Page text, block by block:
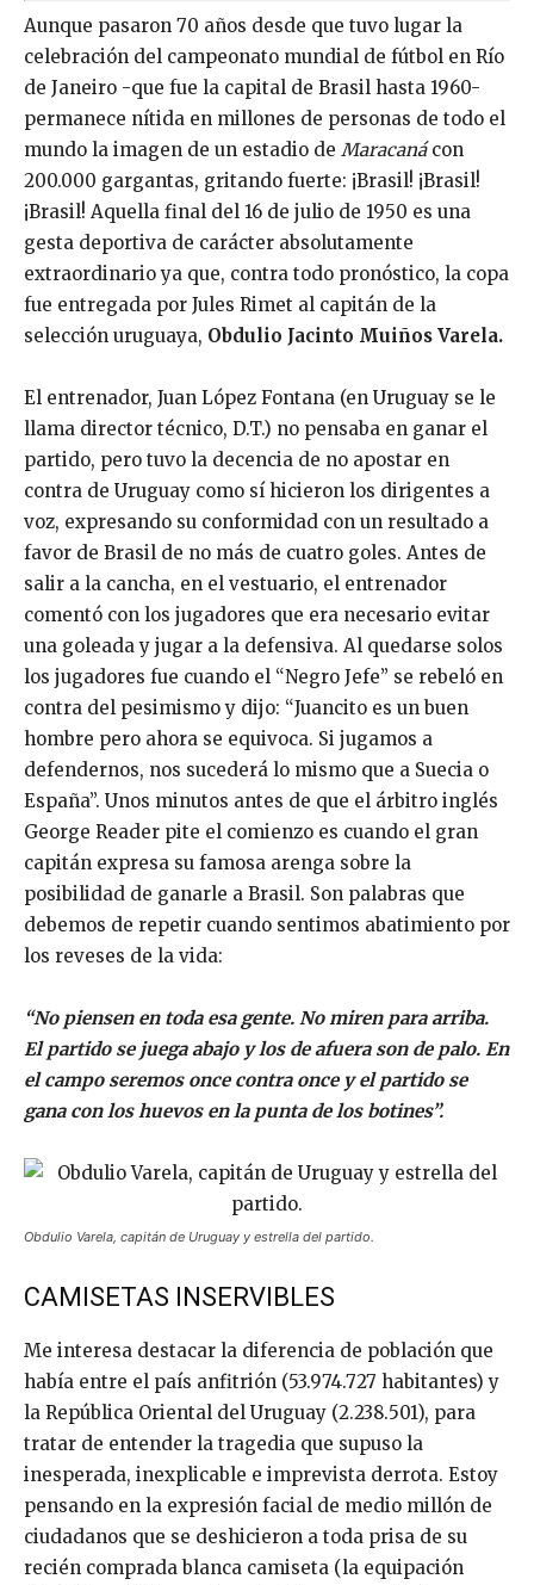
Aunque pasaron 70 años desde que tuvo lugar la
celebración del campeonato mundial de fútbol en Río
de Janeiro -que fue la capital de Brasil hasta 1960-
permanece nítida en millones de personas de todo el
mundo la imagen de un estadio de Maracanácon
200.000 gargantas, gritando fuerte: ¡Brasil! ¡Brasil!
¡Brasil! Aquella final del 16 de julio de 1950 es una
gesta deportiva de carácter absolutamente
extraordinario ya que, contra todo pronóstico, la copa
fue entregada por Jules Rimet al capitán de la
selección uruguaya, Obdulio Jacinto Muiños Varela.
El entrenador, Juan López Fontana (en Uruguay se le
llama director técnico, D.T.) no pensaba en ganar el
partido, pero tuvo la decencia de no apostar en
contra de Uruguay como sí hicieron los dirigentes a
voz, expresando su conformidad con un resultado a
favor de Brasil de no más de cuatro goles. Antes de
salir a la cancha, en el vestuario, el entrenador
comentó con los jugadores que era necesario evitar
una goleada y jugar a la defensiva. Al quedarse solos
los jugadores fue cuando el “Negro Jefe” se rebeló en
contra del pesimismo y dijo: “Juancito es un buen
hombre pero ahora se equivoca. Si jugamos a
defendernos, nos sucederá lo mismo que a Suecia o
España”. Unos minutos antes de que el árbitro inglés
George Reader pite el comienzo es cuando el gran
capitán expresa su famosa arenga sobre la
posibilidad de ganarle a Brasil. Son palabras que
debemos de repetir cuando sentimos abatimiento por
los reveses de la vida:
“No piensen en toda esa gente. No miren para arriba.
El partido se juega abajo y los de afuera son de palo. En
el campo seremos once contra once y el partido se
gana con los huevos en la punta de los botines”.
Obdulio Varela, capitán de Uruguay y estrella del partido.
CAMISETAS INSERVIBLES
Me interesa destacar la diferencia de población que
había entre el país anfitrión (53.974.727 habitantes) y
la República Oriental del Uruguay (2.238.501), para
tratar de entender la tragedia que supuso la
inesperada, inexplicable e imprevista derrota. Estoy
pensando en la expresión facial de medio millón de
ciudadanos que se deshicieron a toda prisa de su
recién comprada blanca camiseta (la equipación